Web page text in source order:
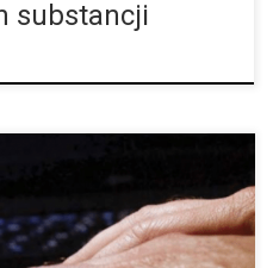
substancji
jest zagrożona przez dwie